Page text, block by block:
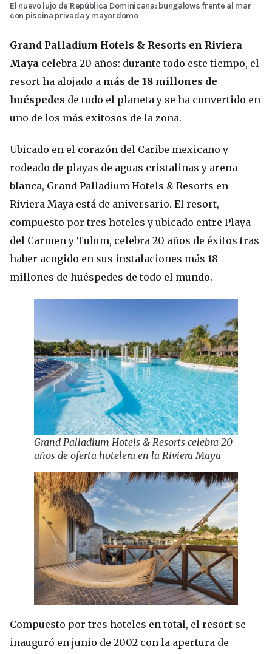
El nuevo lujo de República Dominicana: bungalows frente al mar
con piscina privada y mayordomo
Grand Palladium Hotels & Resorts en Riviera
Maya celebra 20 años: durante todo este tiempo, el
resort ha alojado a más de 18 millones de
huéspedes de todo el planeta y se ha convertido en
uno de los más exitosos de la zona.
Ubicado en el corazón del Caribe mexicano y
rodeado de playas de aguas cristalinas y arena
blanca, Grand Palladium Hotels & Resorts en
Riviera Maya está de aniversario. El resort,
compuesto por tres hoteles y ubicado entre Playa
del Carmen y Tulum, celebra 20 años de éxitos tras
haber acogido en sus instalaciones más 18
millones de huéspedes de todo el mundo.
Grand Palladium Hotels & Resorts celebra 20
años de oferta hotelera en la Riviera Maya
Compuesto por tres hoteles en total, el resort se
inauguró en junio de 2002 con la apertura de